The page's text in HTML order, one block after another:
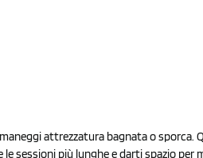
attrezzatura bagnata o
sessioni più lunghe e darti spazio